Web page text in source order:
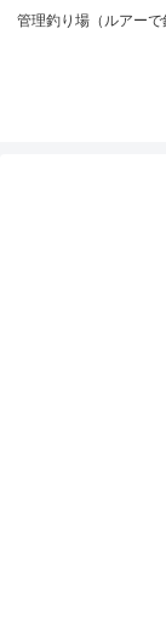
管理釣り場（ルアーで